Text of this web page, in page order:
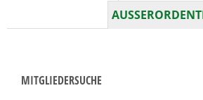
MITGLIEDERSUCHE